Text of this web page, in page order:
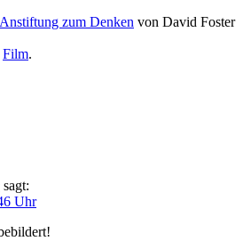
zum Denken von David Foster
Film.
sagt:
Uhr